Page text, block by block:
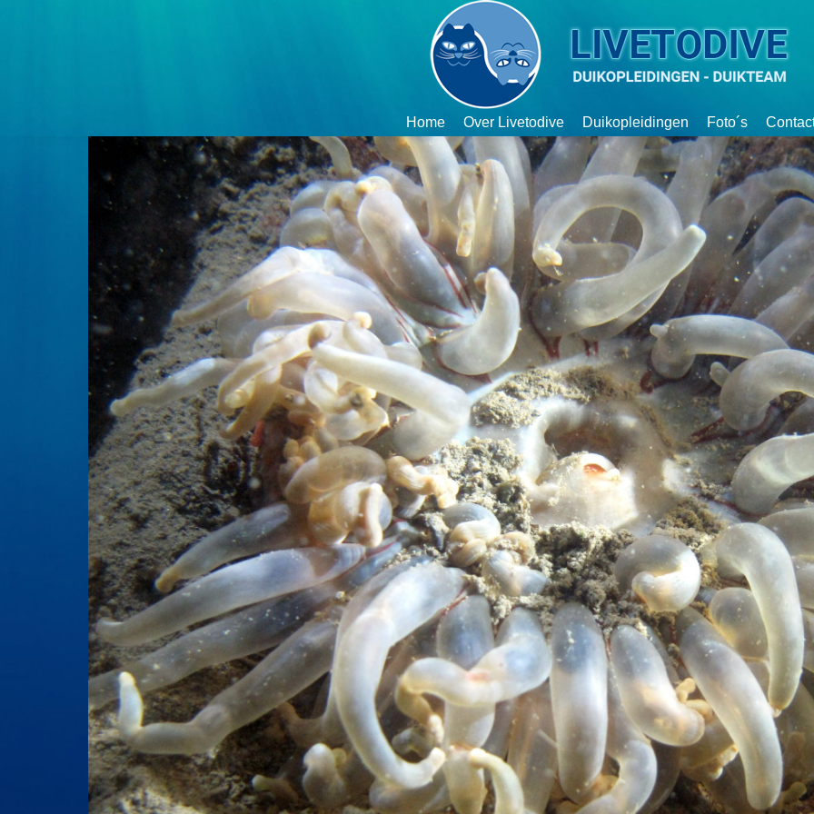
Home Over Livetodive Duikopleidingen Foto´s